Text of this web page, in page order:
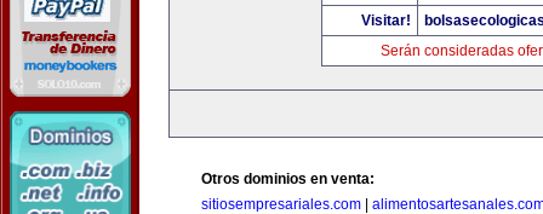
Visitar!
Serán consideradas
Otros dominios en venta:
sitiosempresariales.com